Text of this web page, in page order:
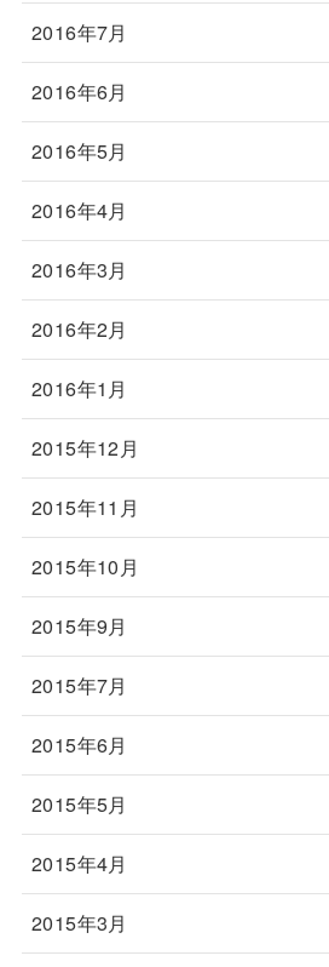
2016年7月
2016年6月
2016年5月
2016年4月
2016年3月
2016年2月
2016年1月
2015年12月
2015年11月
2015年10月
2015年9月
2015年7月
2015年6月
2015年5月
2015年4月
2015年3月